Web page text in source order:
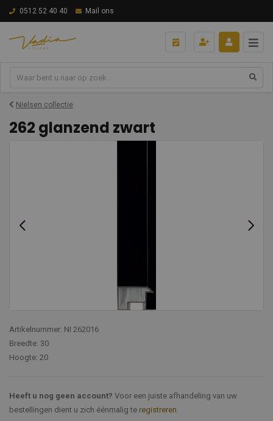
0512 52 40 40 Mail ons
Nielsen collectie
262 glanzend zwart
Artikelnummer: NI 262016
Breedte: 30
Hoogte: 20
Heeft u nog geen account? Voor een juiste afhandeling van uw
bestellingen dient u zich éénmalig te registreren.